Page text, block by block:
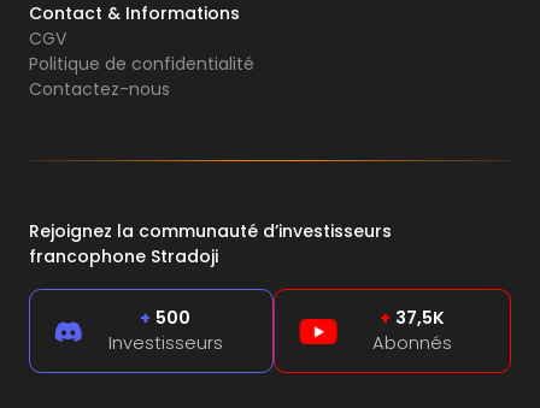
Contact & Informations
CGV
Politique de confidentialité
Contactez-nous
Rejoignez la communauté d’investisseurs
francophone Stradoji
+ 500
Investisseurs
+ 37,5K
Abonnés